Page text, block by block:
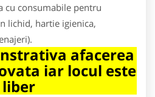
cu consumabile pentru
lichid, hartie igienica,
afacerea
iar locul este
liber